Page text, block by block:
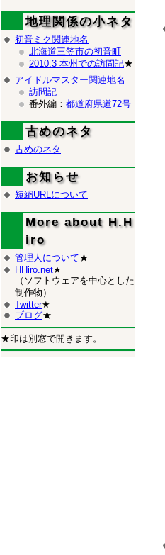
地理関係の小ネタ
初音ミク関連地名
北海道三笠市の初音町
2010.3 本州での訪問記★
アイドルマスター関連地名
訪問記
番外編： 都道府県道72号
古めのネタ
古めのネタ
お知らせ
短縮URLについて
More about H.H
iro
管理人について★
HHiro.net★
（ソフトウェアを中心とした
制作物）
Twitter★
ブログ★
★印は別窓で開きます。